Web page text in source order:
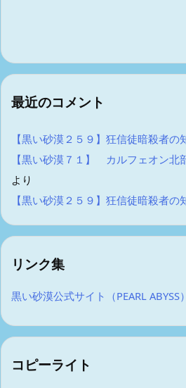
最近のコメント
【黒い砂漠２５９】狂信徒暗殺者の
【黒い砂漠７１】 カルフェオン北
より
【黒い砂漠２５９】狂信徒暗殺者の
リンク集
黒い砂漠公式サイト（PEARL ABYSS）
コピーライト